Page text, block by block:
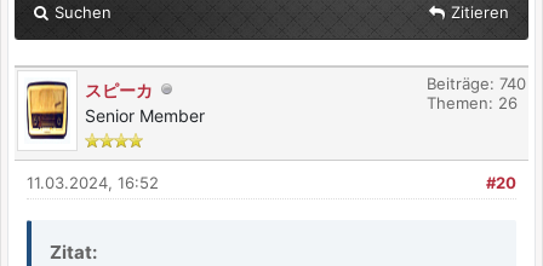
Suchen Zitieren
スピーカ
Senior Member
Beiträge: 740
Themen: 26
#20
11.03.2024, 16:52
Zitat: